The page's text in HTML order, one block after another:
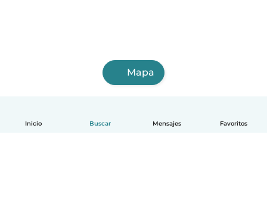
Inicio Buscar Mensajes Favoritos
Mapa